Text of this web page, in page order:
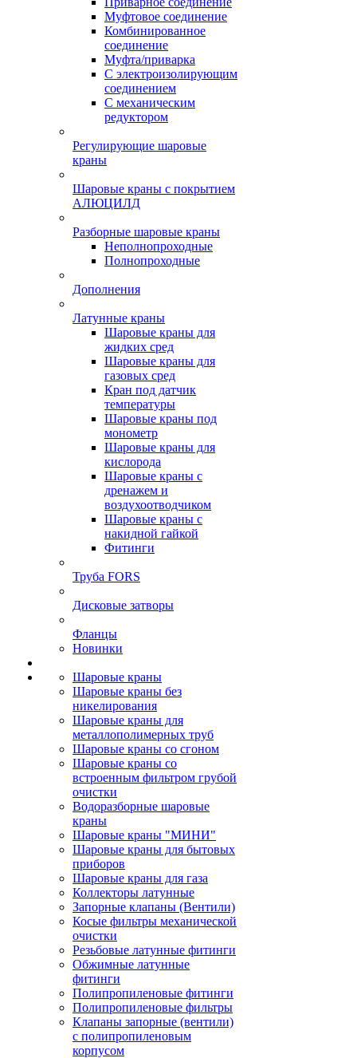
Муфтовое соединение
Комбинированное
соединение
Муфта/приварка
С электроизолирующим
соединением
С механическим
редуктором
Регулирующие шаровые
краны
Шаровые краны с покрытием
АЛЮЦИЛД
Разборные шаровые краны
Неполнопроходные
Полнопроходные
Дополнения
Латунные краны
Шаровые краны для
жидких сред
Шаровые краны для
газовых сред
Кран под датчик
температуры
Шаровые краны под
монометр
Шаровые краны для
кислорода
Шаровые краны с
дренажем и
воздухоотводчиком
Шаровые краны с
накидной гайкой
Фитинги
Труба FORS
Дисковые затворы
Фланцы
Новинки
Шаровые краны
Шаровые краны без
никелирования
Шаровые краны для
металлополимерных труб
Шаровые краны со сгоном
Шаровые краны со
встроенным фильтром грубой
очистки
Водоразборные шаровые
краны
Шаровые краны "МИНИ"
Шаровые краны для бытовых
приборов
Шаровые краны для газа
Коллекторы латунные
Запорные клапаны (Вентили)
Косые фильтры механической
очистки
Резьбовые латунные фитинги
Обжимные латунные
фитинги
Полипропиленовые фитинги
Полипропиленовые фильтры
Клапаны запорные (вентили)
с полипропиленовым
корпусом